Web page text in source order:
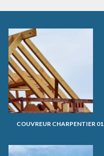
COUVREUR CHARPENTIER 01